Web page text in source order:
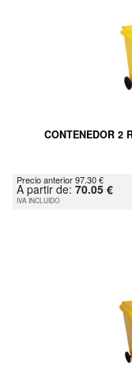
CONTENEDOR 2
Precio anterior 97.30 €
A partir de: 70.05 €
IVA INCLUIDO